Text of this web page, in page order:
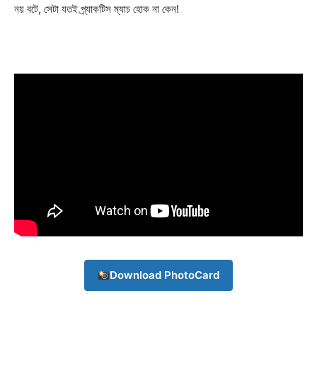
নয় বটে, সেটা যতই প্র্যাকটিস ম্যাচ হোক না কেন!
Download PhotoCard